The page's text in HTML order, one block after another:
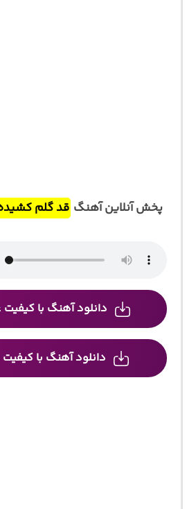
پخش آنلاین آهنگ قد گلم
دانلود آهنگ با کیفیت
دانلود آهنگ با کیفیت